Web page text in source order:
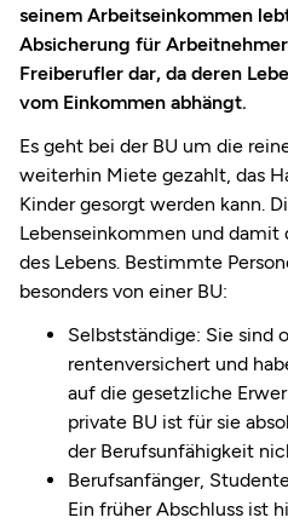
seinem Arbeitseinkommen
Absicherung für
Freiberufler dar, da deren
vom Einkommen abhängt.
Es geht bei der BU um die
weiterhin Miete gezahlt, das
Kinder gesorgt werden kann.
Lebenseinkommen und damit
des Lebens. Bestimmte
besonders von einer BU:
Selbstständige: Sie sind
rentenversichert und
auf die gesetzliche
private BU ist für sie
der Berufsunfähigkeit
Berufsanfänger,
Ein früher Abschluss ist